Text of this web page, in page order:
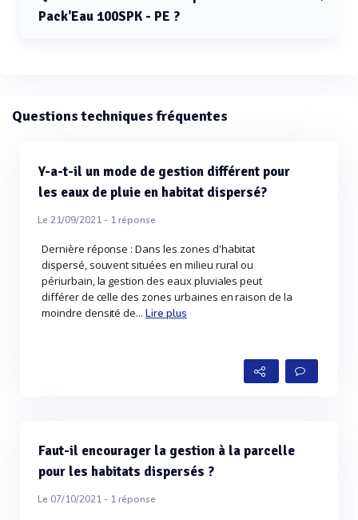
Pack'Eau 100SPK - PE ?
Questions techniques fréquentes
Y-a-t-il un mode de gestion différent pour
les eaux de pluie en habitat dispersé?
Le 21/09/2021 - 1réponse
Dernière réponse : Dans les zones d'habitat
dispersé, souvent situées en milieu rural ou
périurbain, la gestion des eaux pluviales peut
différer de celle des zones urbaines en raison de la
moindre densité de...Lire plus
Faut-il encourager la gestion à la parcelle
pour les habitats dispersés ?
Le 07/10/2021 - 1réponse